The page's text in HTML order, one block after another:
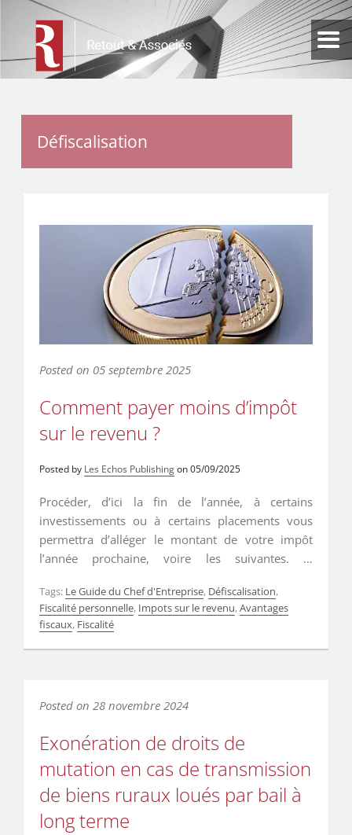
Défiscalisation
Posted on 05 septembre 2025
Comment payer moins d’impôt
sur le revenu ?
Posted by Les Echos Publishingon05/09/2025
Procéder, d’ici la fin de l’année, à certains
investissements ou à certains placements vous
permettra d’alléger le montant de votre impôt
l’année prochaine, voire les suivantes. …
Tags: Le Guide du Chef d'Entreprise, Défiscalisation,
Fiscalité personnelle, Impots sur le revenu,Avantages
fiscaux, Fiscalité
Posted on 28 novembre 2024
Exonération de droits de
mutation en cas de transmission
de biens ruraux loués par bail à
long terme